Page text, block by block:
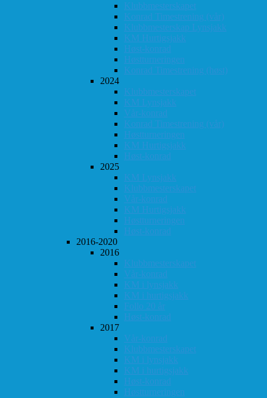
Klubbmesterskapet
Konrad Timestrening (vår)
Klubbmesterskap Lynsjakk
KM Hurtigsjakk
Høst-konrad
Høstturneringen
Konrad Timestrening (høst)
2024
Klubbmesterskapet
KM Lynsjakk
Vår-konrad
Konrad Timestrening (vår)
Høstturneringen
KM Hurtigsjakk
Høst-konrad
2025
KM Lynsjakk
Klubbmesterskapet
Vår-konrad
KM Hurtigsjakk
Høstturneringen
Høst-konrad
2016-2020
2016
Klubbmesterskapet
Vår-konrad
KM i lynsjakk
KM i hurtigsjakk
Follo 20 år
Høst-konrad
2017
Vår-konrad
Klubbmesterskapet
KM i lynsjakk
KM i hurtigsjakk
Høst-konrad
Høstturneringen